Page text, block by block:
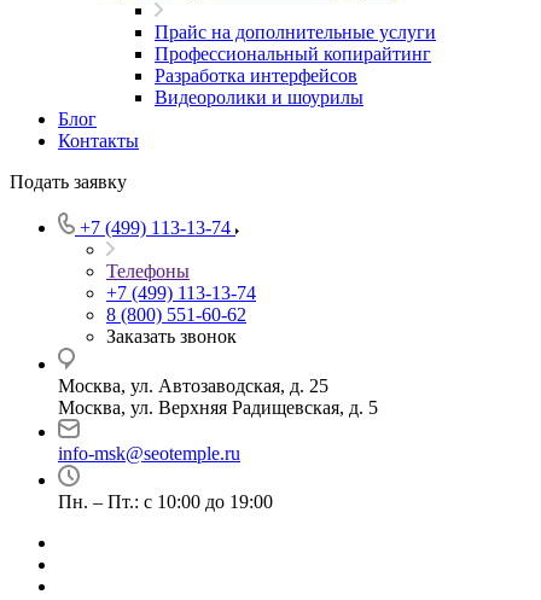
Прайс на дополнительные услуги
Профессиональный копирайтинг
Разработка интерфейсов
Видеоролики и шоурилы
Блог
Контакты
Подать заявку
+7 (499) 113-13-74
Телефоны
+7 (499) 113-13-74
8 (800) 551-60-62
Заказать звонок
Москва, ул. Автозаводская, д. 25
Москва, ул. Верхняя Радищевская, д. 5
info-msk@seotemple.ru
Пн. – Пт.: с 10:00 до 19:00